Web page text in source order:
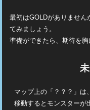
最初はGOLDがありませ
てみましょう。
準備ができたら、期待を胸
マップ上の「？？？」は
移動するとモンスターが